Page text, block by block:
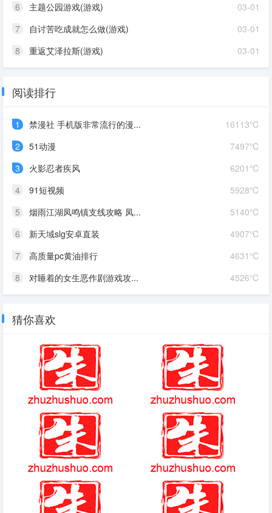
03-01
6
主题公园游戏(游戏)
03-01
7
自讨苦吃成就怎么做(游戏)
03-01
8 重返艾泽拉斯(游戏)
阅读排行
16113℃
1
禁漫社 手机版非常流行的漫...
7497℃
2
51动漫
6201℃
3
火影忍者疾风
5928℃
4
91短视频
5140℃
5
烟雨江湖凤鸣镇支线攻略 凤...
4907℃
6
新天域slg安卓直装
4631℃
7
高质量pc黄油排行
4526℃
8 对睡着的女生恶作剧游戏攻...
猜你喜欢
双星之阴阳师
(2025-10-02热点)-每次带火一
座城市的不是大明星，而是和鸡
排哥一样的草根小人物
超神觉醒手游官网 监控眼proapp官方版